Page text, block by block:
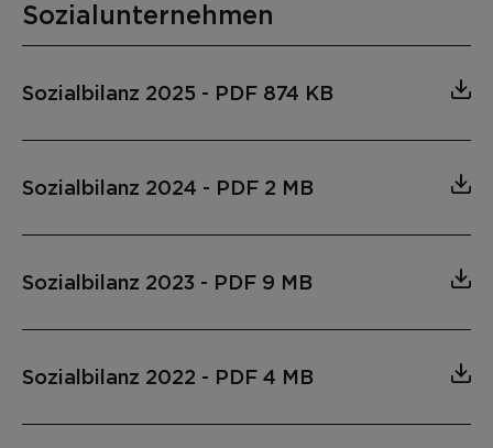
Sozialunternehmen
Sozialbilanz 2025 - PDF 874 KB
Sozialbilanz 2024 - PDF 2 MB
Sozialbilanz 2023 - PDF 9 MB
Sozialbilanz 2022 - PDF 4 MB